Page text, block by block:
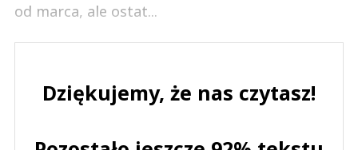
od marca, ale ostat...
Dziękujemy, że nas czytasz!